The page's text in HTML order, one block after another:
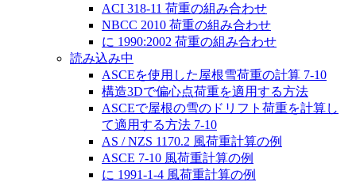
ACI 318-11 荷重の組み合わせ
NBCC 2010 荷重の組み合わせ
に 1990:2002 荷重の組み合わせ
読み込み中
ASCEを使用した屋根雪荷重の計算 7-10
構造3Dで偏心点荷重を適用する方法
ASCEで屋根の雪のドリフト荷重を計算し
て適用する方法 7-10
AS / NZS 1170.2 風荷重計算の例
ASCE 7-10 風荷重計算の例
に 1991-1-4 風荷重計算の例